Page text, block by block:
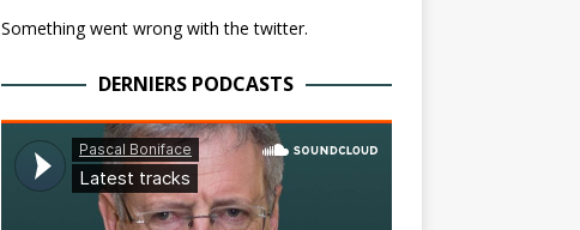
Something went wrong with the twitter.
DERNIERS PODCASTS